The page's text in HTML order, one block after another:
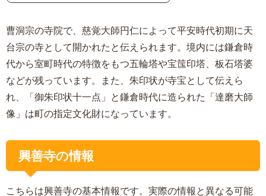
曹洞宗の寺院で、慈覚大師円仁によって平安時代初期に天
台宗の寺として開かれたと伝えられます。境内には鎌倉時
代から室町時代の特徴をもつ五輪塔や宝筺印塔、板石塔婆
などが残っています。また、朱印状が寺宝として伝えら
れ、「御朱印状十一点」と鎌倉時代に造られた「達磨大師
像」は町の指定文化財になっています。
興善寺の情報
こちらは興善寺の基本情報です。実際の情報と異なる可能